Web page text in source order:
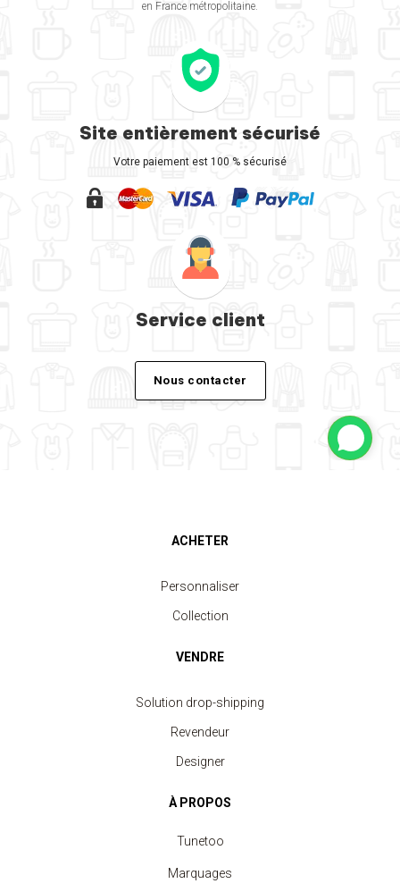
en France métropolitaine.
Site entièrement sécurisé
Votre paiement est 100 % sécurisé
Service client
Nous contacter
ACHETER
Personnaliser
Collection
VENDRE
Solution drop-shipping
Revendeur
Designer
À PROPOS
Tunetoo
Marquages